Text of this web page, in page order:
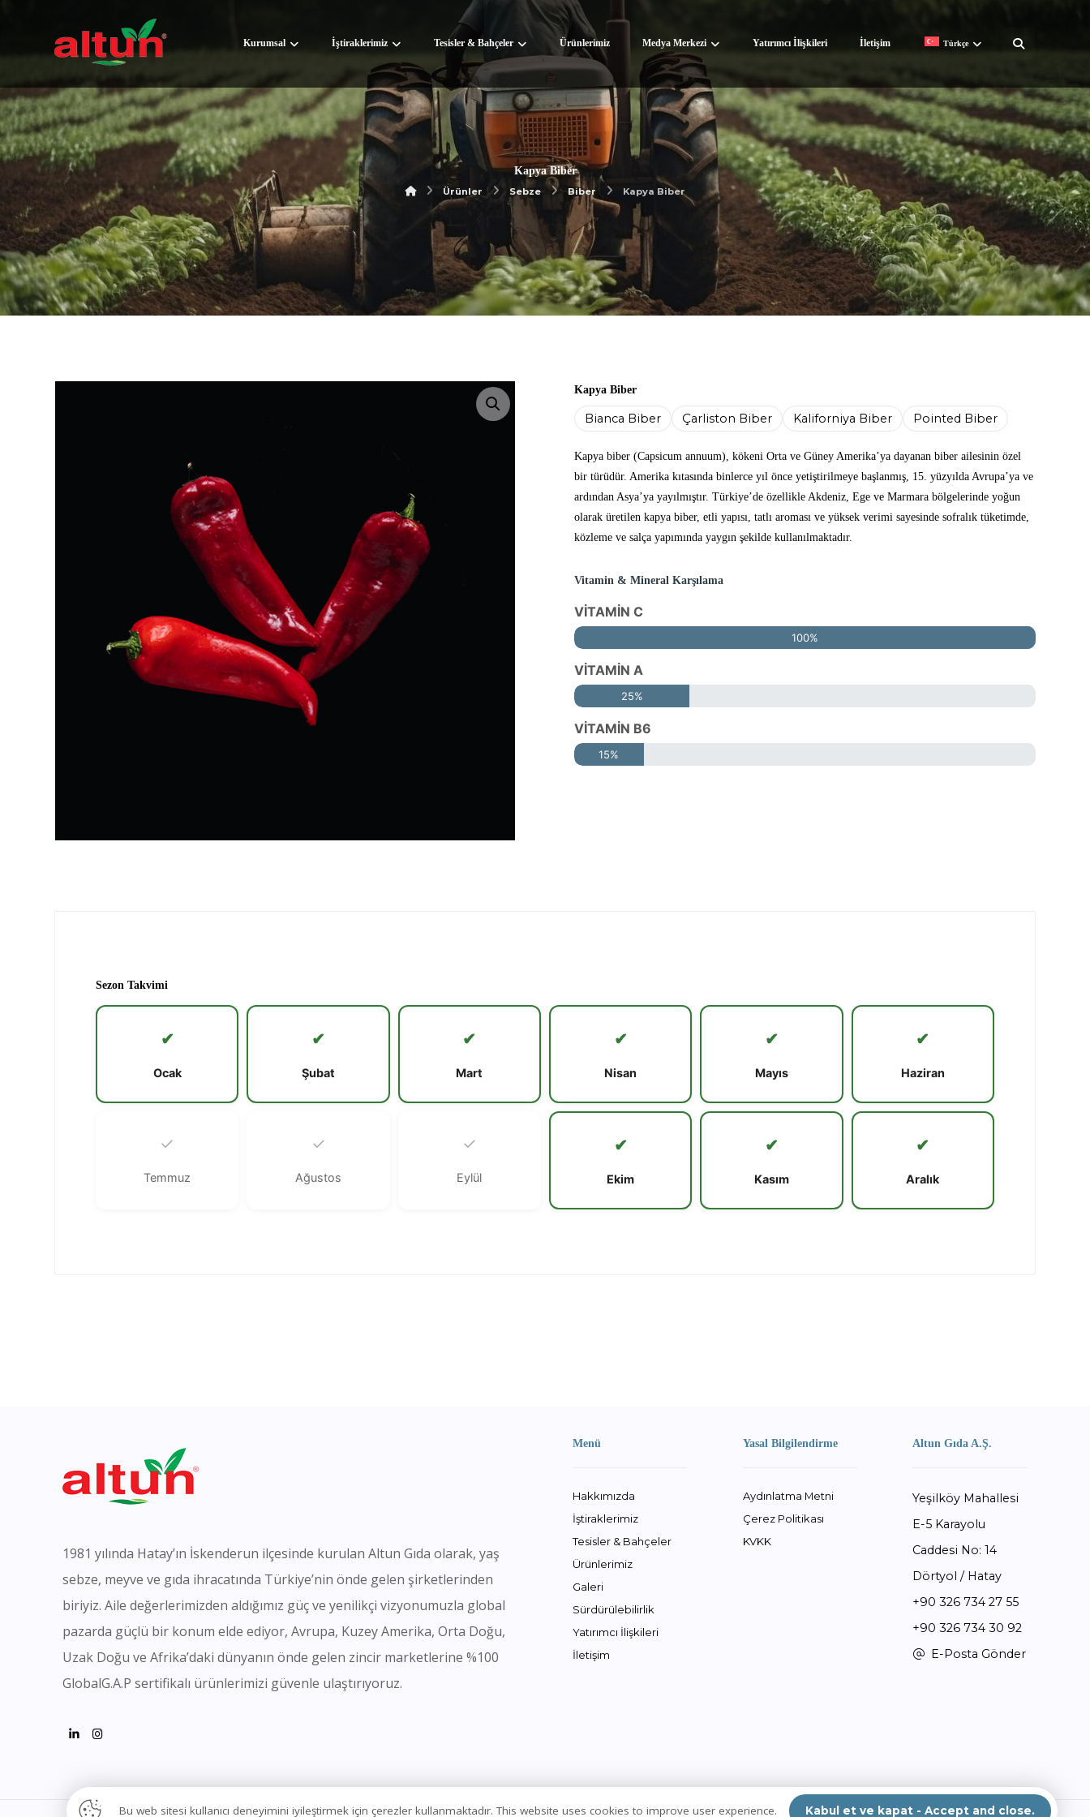
Kurumsal İştiraklerimiz Tesisler & Bahçeler Ürünlerimiz Medya Merkezi Yatırımcı İlişkileri İletişim Türkçe
Kapya Biber
Ürünler Sebze Biber Kapya Biber
Resmi büyüt
Kapya Biber
Bianca Biber Çarliston Biber Kaliforniya Biber Pointed Biber
Kapya biber (Capsicum annuum), kökeni Orta ve Güney Amerika’ya dayanan biber ailesinin özel
bir türüdür. Amerika kıtasında binlerce yıl önce yetiştirilmeye başlanmış, 15. yüzyılda Avrupa’ya ve
ardından Asya’ya yayılmıştır. Türkiye’de özellikle Akdeniz, Ege ve Marmara bölgelerinde yoğun
olarak üretilen kapya biber, etli yapısı, tatlı aroması ve yüksek verimi sayesinde sofralık tüketimde,
közleme ve salça yapımında yaygın şekilde kullanılmaktadır.
Vitamin & Mineral Karşılama
VİTAMİN C
100%
VİTAMİN A
25%
VİTAMİN B6
15%
Sezon Takvimi
✔
Ocak
✔
Şubat
✔
Mart
✔
Nisan
✔
Mayıs
✔
Haziran
✓
Temmuz
✓
Ağustos
✓
Eylül
✔
Ekim
✔
Kasım
✔
Aralık
1981 yılında Hatay’ın İskenderun ilçesinde kurulan Altun Gıda olarak, yaş
sebze, meyve ve gıda ihracatında Türkiye’nin önde gelen şirketlerinden
biriyiz. Aile değerlerimizden aldığımız güç ve yenilikçi vizyonumuzla global
pazarda güçlü bir konum elde ediyor, Avrupa, Kuzey Amerika, Orta Doğu,
Uzak Doğu ve Afrika’daki dünyanın önde gelen zincir marketlerine %100
GlobalG.A.P sertifikalı ürünlerimizi güvenle ulaştırıyoruz.
Menü
Hakkımızda
İştiraklerimiz
Tesisler & Bahçeler
Ürünlerimiz
Galeri
Sürdürülebilirlik
Yatırımcı İlişkileri
İletişim
Yasal Bilgilendirme
Aydınlatma Metni
Çerez Politikası
KVKK
Altun Gıda A.Ş.
Yeşilköy Mahallesi
E-5 Karayolu
Caddesi No: 14
Dörtyol / Hatay
+90 326 734 27 55
+90 326 734 30 92
E-Posta Gönder
Bu web sitesi kullanıcı deneyimini iyileştirmek için çerezler kullanmaktadır. This website uses cookies to improve user experience. Kabul et ve kapat - Accept and close.